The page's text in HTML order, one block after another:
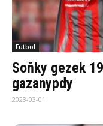
Futbol
Soňky gezek
gazanypdy
2023-03-01